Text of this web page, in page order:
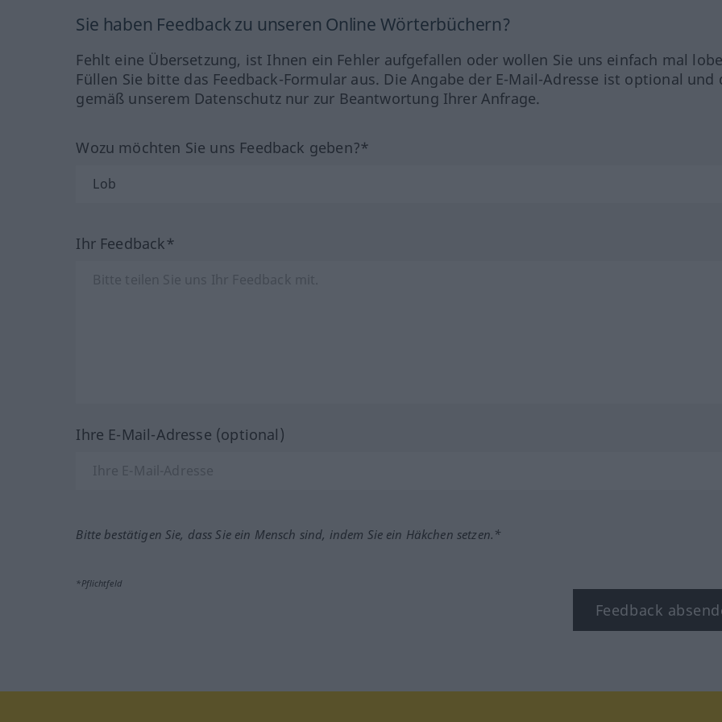
Sie haben Feedback zu unseren Online Wörterbüchern?
Fehlt eine Übersetzung, ist Ihnen ein Fehler aufgefallen oder wollen Sie uns einfach mal
Füllen Sie bitte das Feedback-Formular aus. Die Angabe der E-Mail-Adresse ist optional und
gemäß unserem Datenschutz nur zur Beantwortung Ihrer Anfrage.
Wozu möchten Sie uns Feedback geben?*
Ihr Feedback*
Ihre E-Mail-Adresse (optional)
Bitte bestätigen Sie, dass Sie ein Mensch sind, indem Sie ein Häkchen setzen.*
*Pflichtfeld
Feedback